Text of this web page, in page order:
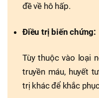
đề về hô hấp.
Điều trị biến chứng:
Tùy thuộc vào loại
truyền máu, huyết
trị khác để khắc